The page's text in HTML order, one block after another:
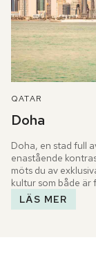
QATAR
Doha
Doha, en stad full
enastående
möts du av
kultur som både är
LÄS MER